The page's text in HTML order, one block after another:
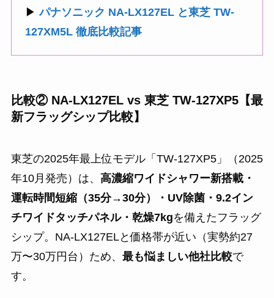
▶パナソニック NA-LX127EL と東芝 TW-
127XM5L 徹底比較記事
比較② NA-LX127EL vs 東芝 TW-127XP5【最
新フラッグシップ比較】
東芝の2025年最上位モデル「TW-127XP5」（2025
年10月発売）は、 高濃縮ワイドシャワー新搭載・
運転時間短縮（35分→30分）・UV除菌・9.2イン
チワイドタッチパネル・乾燥7kgを備えたフラッグ
シップ。NA-LX127ELと価格帯が近い（実勢約27
万〜30万円台）ため、 最も悩ましい他社比較で
す。